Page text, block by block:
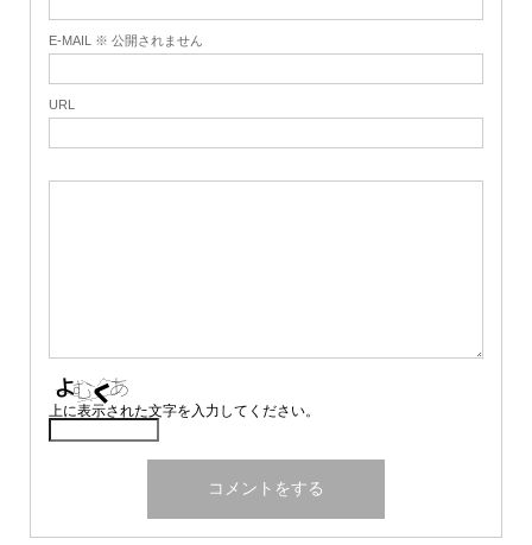
E-MAIL ※ 公開されません
URL
上に表示された文字を入力してください。